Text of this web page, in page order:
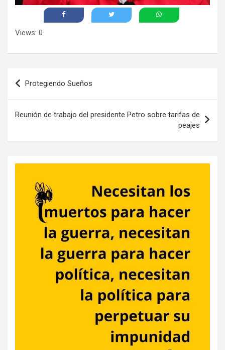
Views: 0
Navegación
de
entradas
Protegiendo Sueños
Reunión de trabajo del presidente Petro sobre tarifas de
peajes